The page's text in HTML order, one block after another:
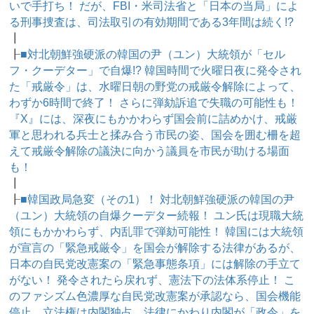
いで手打ち！ だが、FBI・米司法省と「日本の当局」によ
る刑事捜査は、司法取引の有効期間である3年間は続く!?
┠■対北朝鮮強硬派の韓国の尹（ユン）大統領が「セル
フ・クーデター」で自爆!? 韓国時間で火曜日夜に発令され
た「戒厳令」は、水曜日朝の野党の戒厳令解除によって、
わずか6時間で終了！ さらに弾劾訴追で失職の可能性も！
『X』には、深夜にもかかわらず国会前に詰めかけ、戒厳
軍と思われる兵士と揉み合う市民の姿、国会を囲む柵を超
えて戒厳令解除の議決に向かう議員を市民が助ける場面
も！
┠■韓国政局急変（その1）！ 対北朝鮮強硬派の韓国の尹
（ユン）大統領の自爆クーデター続報！ ユン氏は現職大統
領にもかかわらず、内乱罪で弾劾可能性！ 韓国には大統領
が宣言の「緊急戒厳令」を国会が解除する法律があるが、
日本の自民党改憲案の「緊急事態条項」には解除の手立て
がない！ 発令されたら戻れず、憲法下の法体系停止！ こ
のファシズム色濃厚な自民党改憲案が承認なら、国会機能